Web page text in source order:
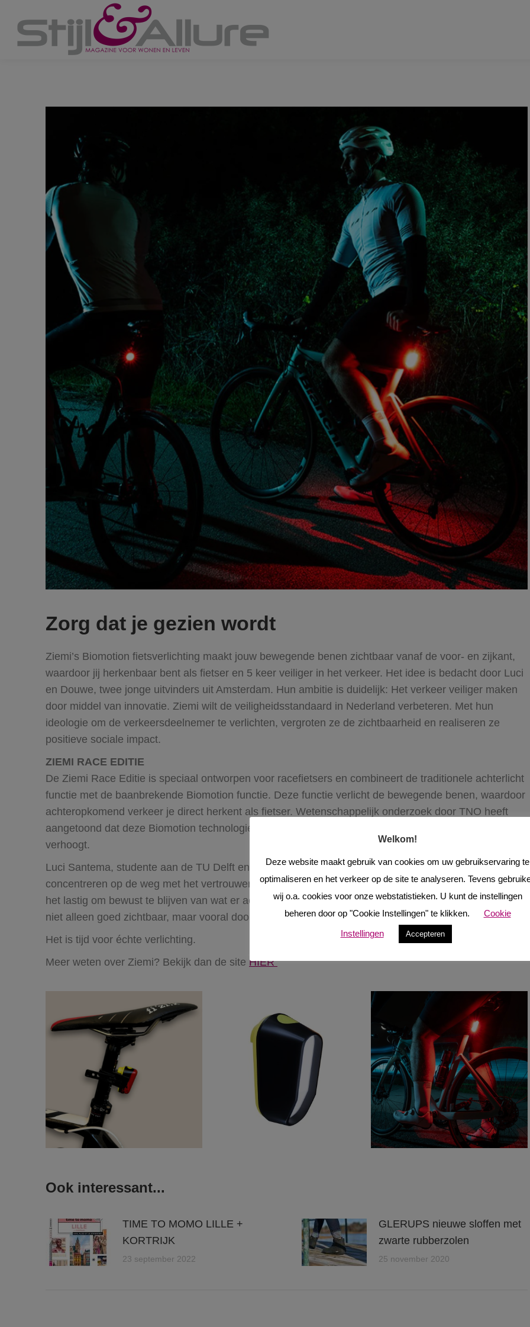
Zorg dat je gezien wordt
Ziemi’s Biomotion fietsverlichting maakt jouw bewegende benen zichtbaar vanaf de voor- en zijkant,
waardoor jij herkenbaar bent als fietser en 5 keer veiliger in het verkeer. Het idee is bedacht door Luci
en Douwe, twee jonge uitvinders uit Amsterdam. Hun ambitie is duidelijk: Het verkeer veiliger maken
door middel van innovatie. Ziemi wilt de veiligheidsstandaard in Nederland verbeteren. Met hun
ideologie om de verkeersdeelnemer te verlichten, vergroten ze de zichtbaarheid en realiseren ze
positieve sociale impact.
ZIEMI RACE EDITIE
De Ziemi Race Editie is speciaal ontworpen voor racefietsers en combineert de traditionele achterlicht
functie met de baanbrekende Biomotion functie. Deze functie verlicht de bewegende benen, waardoor
achteropkomend verkeer je direct herkent als fietser. Wetenschappelijk onderzoek door TNO heeft
aangetoond dat deze Biomotion technologie de zichtbaarheid en veiligheid van fietsers aanzienlijk
verhoogt.
Luci Santema, studente aan de TU Delft en uitvindster van de Ziemi, wil dat jij op je racefiets je kunt
concentreren op de weg met het vertrouwen dat je goed te zien bent. De snelheid en de wind maken
het lastig om bewust te blijven van wat er achter je gebeurt. Het risico op ongelukken verklein je door
niet alleen goed zichtbaar, maar vooral door herkenbaar te zijn als mens.
Het is tijd voor échte verlichting.
Meer weten over Ziemi? Bekijk dan de site HIER
Ook interessant...
TIME TO MOMO LILLE +
KORTRIJK
23 september 2022
GLERUPS nieuwe sloffen met
zwarte rubberzolen
25 november 2020
Welkom!
Deze website maakt gebruik van cookies om uw gebruikservaring te
optimaliseren en het verkeer op de site te analyseren. Tevens
wij o.a. cookies voor onze webstatistieken. U kunt de instellingen
beheren door op "Cookie Instellingen" te klikken.
Cookie
Instellingen
Accepteren